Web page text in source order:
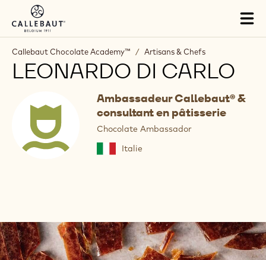
Skip to main content
Callebaut Chocolate Academy™ / Artisans & Chefs
LEONARDO DI CARLO
Ambassadeur Callebaut® &
consultant en pâtisserie
Chocolate Ambassador
Italie